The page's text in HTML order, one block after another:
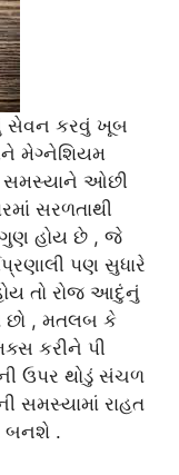
સેવન કરવું ખૂબ
મેગ્નેશિયમ
સમસ્યાને ઓછી
સરળતાથી
ગુણ હોય છે , જે
પણ સુધારે
તો રોજ આદુંનું
છો , મતલબ કે
કરીને પી
ઉપર થોડું સંચળ
સમસ્યામાં રાહત
બનશે .